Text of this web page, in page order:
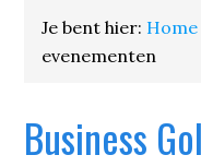
Je bent hier: Home
evenementen
Business